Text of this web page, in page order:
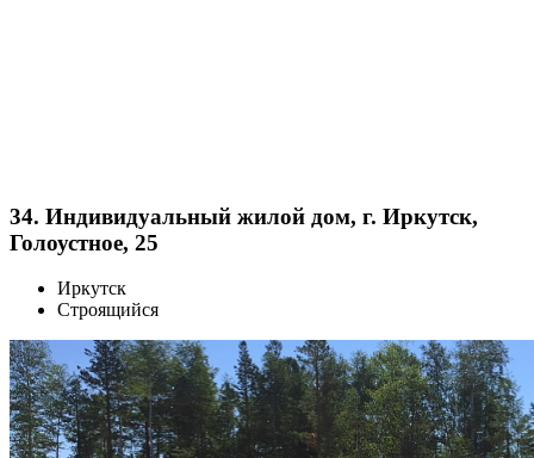
34. Индивидуальный жилой дом, г. Иркутск,
Голоустное, 25
Иркутск
Строящийся